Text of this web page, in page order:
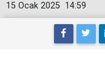
14:59
15 Ocak 2025